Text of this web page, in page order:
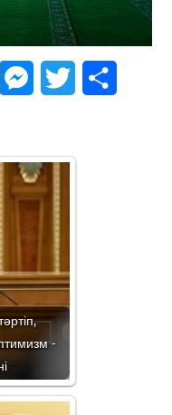
Mail.Ru Messenger
Twitter
-